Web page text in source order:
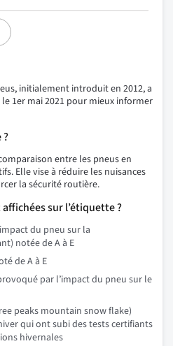
initialement introduit en 2012, a
1er mai 2021 pour mieux informer
entre les pneus en
Elle vise à réduire les nuisances
la sécurité routière.
sur l’étiquette ?
du pneu sur la
notée de A à E
de A à E
par l’impact du pneu sur le
peaks mountain snow flake)
qui ont subi des tests certifiants
hivernales